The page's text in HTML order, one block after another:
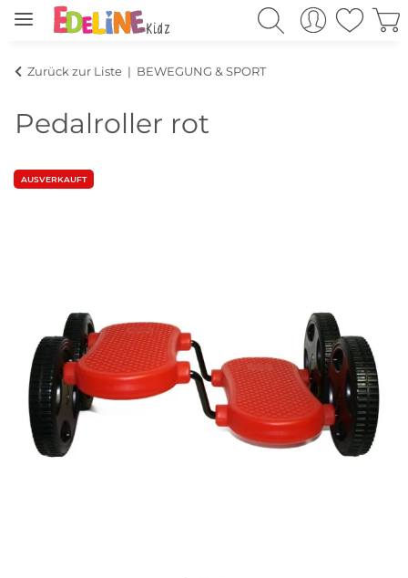
Zurück zur Liste BEWEGUNG & SPORT
Pedalroller rot
AUSVERKAUFT